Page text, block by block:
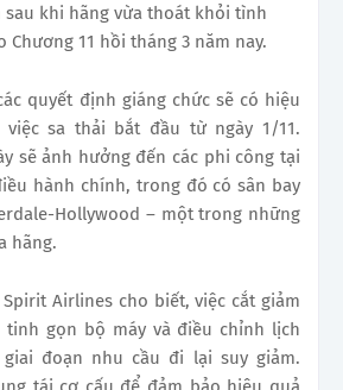
khi hãng vừa thoát khỏi tình
Chương 11 hồi tháng 3 năm nay.
quyết định giáng chức sẽ có hiệu
sa thải bắt đầu từ ngày 1/11.
sẽ ảnh hưởng đến các phi công tại
hành chính, trong đó có sân bay
Hollywood – một trong những
hãng.
Airlines cho biết, việc cắt giảm
tinh gọn bộ máy và điều chỉnh lịch
đoạn nhu cầu đi lại suy giảm.